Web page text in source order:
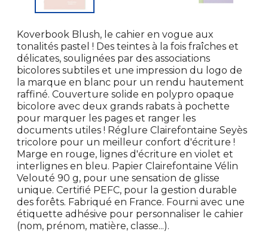
Koverbook Blush, le cahier en vogue aux
tonalités pastel ! Des teintes à la fois fraîches et
délicates, soulignées par des associations
bicolores subtiles et une impression du logo de
la marque en blanc pour un rendu hautement
raffiné. Couverture solide en polypro opaque
bicolore avec deux grands rabats à pochette
pour marquer les pages et ranger les
documents utiles ! Réglure Clairefontaine Seyès
tricolore pour un meilleur confort d'écriture !
Marge en rouge, lignes d'écriture en violet et
interlignes en bleu. Papier Clairefontaine Vélin
Velouté 90 g, pour une sensation de glisse
unique. Certifié PEFC, pour la gestion durable
des forêts. Fabriqué en France. Fourni avec une
étiquette adhésive pour personnaliser le cahier
(nom, prénom, matière, classe...).